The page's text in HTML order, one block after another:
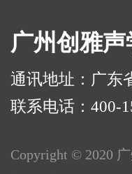
广州创雅声
通讯地址：广东
联系电话：400-
Copyright © 2020